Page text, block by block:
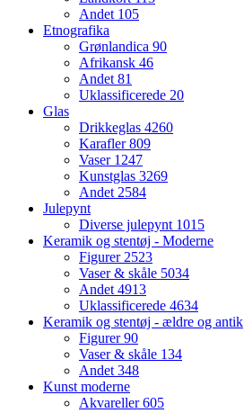
Andet 105
Etnografika
Grønlandica 90
Afrikansk 46
Andet81
Uklassificerede 20
Glas
Drikkeglas 4260
Karafler809
Vaser 1247
Kunstglas 3269
Andet2584
Julepynt
Diverse julepynt 1015
Keramik og stentøj - Moderne
Figurer2523
Vaser & skåle 5034
Andet4913
Uklassificerede 4634
Keramik og stentøj - ældre og antik
Figurer90
Vaser & skåle 134
Andet348
Kunst moderne
Akvareller605